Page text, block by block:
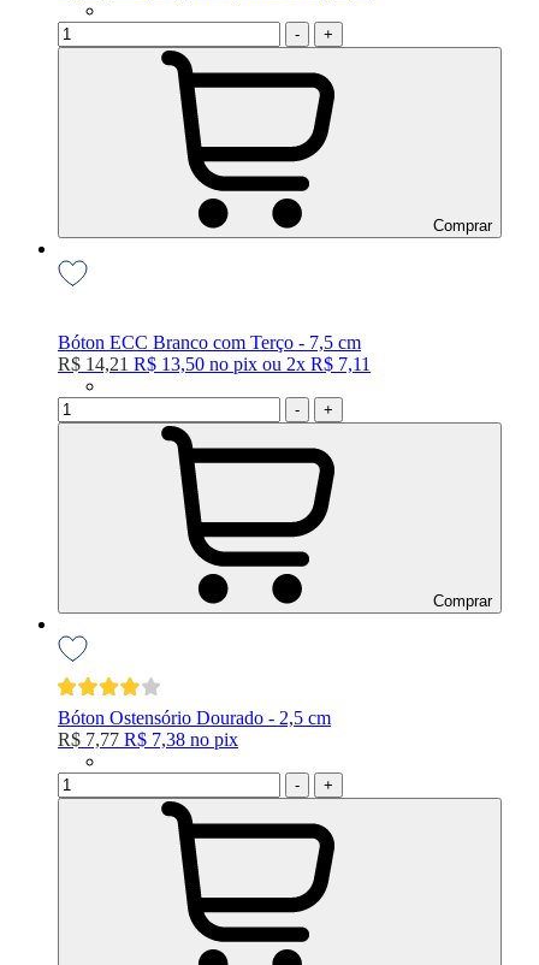
- +
Comprar
Bóton ECC Branco com Terço - 7,5 cm
R$ 14,21 R$ 13,50 no pix ou 2x R$ 7,11
- +
Comprar
Bóton Ostensório Dourado - 2,5 cm
R$ 7,77 R$ 7,38 no pix
- +